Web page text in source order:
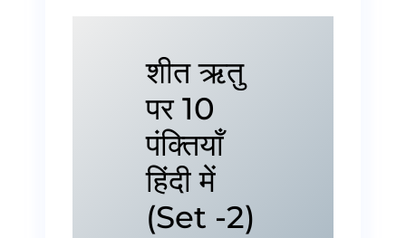
शीत ऋतु
पर 10
पंक्तियाँ
हिंदी में
(Set -2)